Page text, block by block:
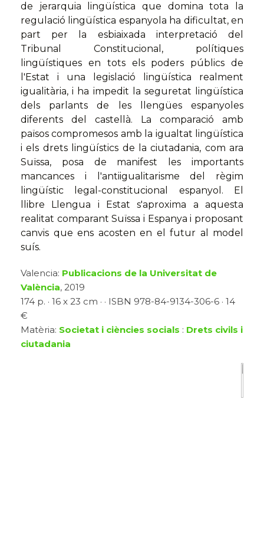
de jerarquia lingüística que domina tota la
regulació lingüística espanyola ha dificultat, en
part per la esbiaixada interpretació del
Tribunal Constitucional, polítiques
lingüístiques en tots els poders públics de
l'Estat i una legislació lingüística realment
igualitària, i ha impedit la seguretat lingüística
dels parlants de les llengües espanyoles
diferents del castellà. La comparació amb
països compromesos amb la igualtat lingüística
i els drets lingüístics de la ciutadania, com ara
Suïssa, posa de manifest les importants
mancances i l'antiigualitarisme del règim
lingüístic legal-constitucional espanyol. El
llibre Llengua i Estat s'aproxima a aquesta
realitat comparant Suïssa i Espanya i proposant
canvis que ens acosten en el futur al model
suís.
Valencia: Publicacions de la Universitat de
València, 2019
174 p. · 16 x 23 cm · · ISBN 978-84-9134-306-6 · 14
€
Matèria: Societat i ciències socials : Drets civils i
ciutadania